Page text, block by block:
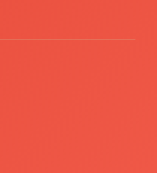
儲容器，還可以讓客人在
的企業對環保和健康的關
也讓您的品牌與健康生活